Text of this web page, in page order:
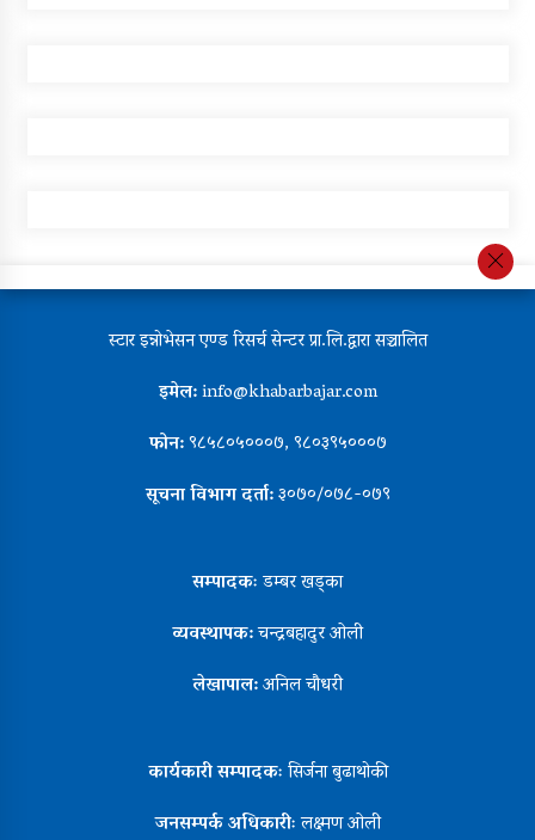
स्टार इन्नोभेसन एण्ड रिसर्च सेन्टर प्रा.लि.द्वारा सञ्चालित
इमेल:info@khabarbajar.com
फोन:९८५८०५०००७, ९८०३९५०००७
सूचना विभाग दर्ता:३०७०/०७८-०७९
सम्पादकःडम्बर खड्का
व्यवस्थापक:चन्द्रबहादुर ओली
लेखापाल:अनिल चौधरी
कार्यकारी सम्पादकःसिर्जना बुढाथोकी
जनसम्पर्क अधिकारीःलक्ष्मण ओली